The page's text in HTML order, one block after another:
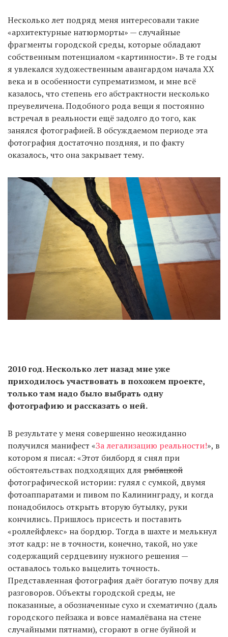
Несколько лет подряд меня интересовали такие
«архитектурные натюрморты» — случайные
фрагменты городской среды, которые обладают
собственным потенциалом «картинности». В те годы
я увлекался художественным авангардом начала ХХ
века и в особенности супрематизмом, и мне всё
казалось, что степень его абстрактности несколько
преувеличена. Подобного рода вещи я постоянно
встречал в реальности ещё задолго до того, как
занялся фотографией. В обсуждаемом периоде эта
фотография достаточно поздняя, и по факту
оказалось, что она закрывает тему.
2010 год. Несколько лет назад мне уже
приходилось участвовать в похожем проекте,
только там надо было выбрать одну
фотографию и рассказать о ней.
В результате у меня совершенно неожиданно
получился манифест «За легализацию реальности!», в
котором я писал: «Этот билборд я снял при
обстоятельствах подходящих для рыбацкой
фотографической истории: гулял с сумкой, двумя
фотоаппаратами и пивом по Калининграду, и когда
понадобилось открыть вторую бутылку, руки
кончились. Пришлось присесть и поставить
«роллейфлекс» на бордюр. Тогда в шахте и мелькнул
этот кадр: не в точности, конечно, такой, но уже
содержащий сердцевину нужного решения —
оставалось только выцелить точность.
Представленная фотография даёт богатую почву для
разговоров. Объекты городской среды, не
показанные, а обозначенные сухо и схематично (даль
городского пейзажа и вовсе намалёвана на стене
случайными пятнами), сгорают в огне буйной и